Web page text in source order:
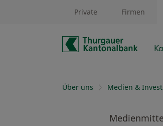
Schnelle Navigation
Private Firmen
Über uns Medien &